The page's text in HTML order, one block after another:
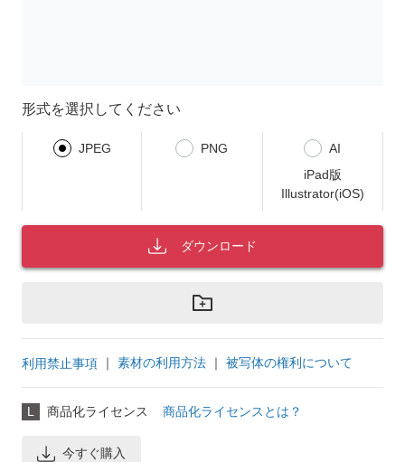
形式を選択してください
JPEG PNG
AI
iPad版
Illustrator(iOS)
ダウンロード
利用禁止事項 ｜ 素材の利用方法 ｜ 被写体の権利について
L 商品化ライセンス 商品化ライセンスとは？
今すぐ購入